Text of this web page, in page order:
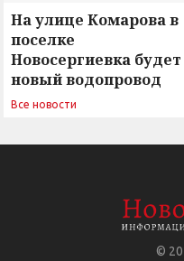
На улице Комарова в
поселке
Новосергиевка будет
новый водопровод
Все новости
©